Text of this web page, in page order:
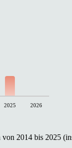
2025 2026
2014 bis 2025